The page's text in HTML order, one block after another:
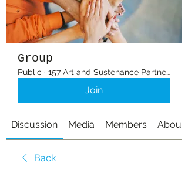
Group
Public · 157 Art and Sustenance Partners
Join
Discussion Media Members About
Back